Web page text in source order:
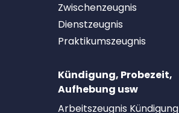
Zwischenzeugnis
Dienstzeugnis
Praktikumszeugnis
Kündigung, Probezeit,
Aufhebung usw
Arbeitszeugnis Kündigung